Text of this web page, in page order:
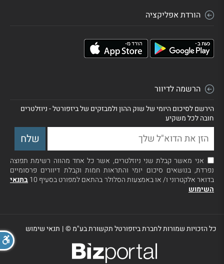
הורדת אפליקציה
הרשמה לדיוור
הירשם לסיכום היומי של שוק ההון ולמבזקים של ביזפורטל - ניוזלטרים
חובה לכל משקיע
אני מאשר קבלת שני ניוזלטרים, אשר כל אחד מהווה רשימת תפוצה
נפרדת, בנושאים סיכום יומי והתראות חמות וקבלת דיוורים פרסומיים
בדואר אלקטרוני ו/ או באמצעות הסלולר בהתאם למפורט בסעיף 10
בתנאי
השימוש
כל הזכויות שמורות לחברת ביזפורטל תקשורת בע"מ ©| תנאי שימוש